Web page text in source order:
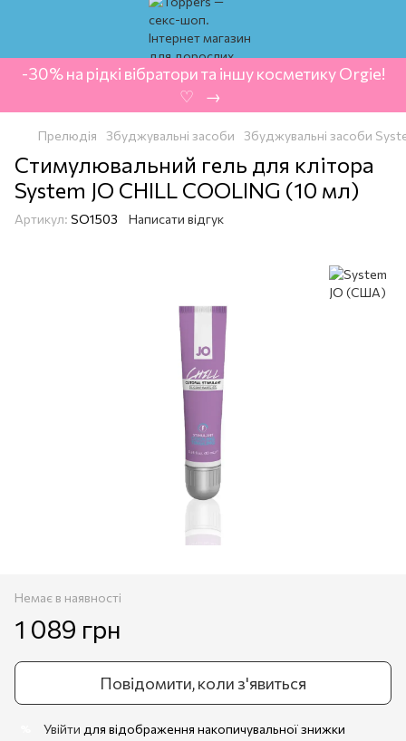
-30% на рідкі вібратори та іншу косметику Orgie!
‍ ♡ ‍ → ‍
Прелюдія Збуджувальні засоби Збуджувальні засоби
Стимулювальний гель для клітора
System JO CHILL COOLING (10 мл)
Артикул: SO1503 Написати відгук
Немає в наявності
1 089 грн
Повідомити, коли з'явиться
Увійти для відображення накопичувальної знижки